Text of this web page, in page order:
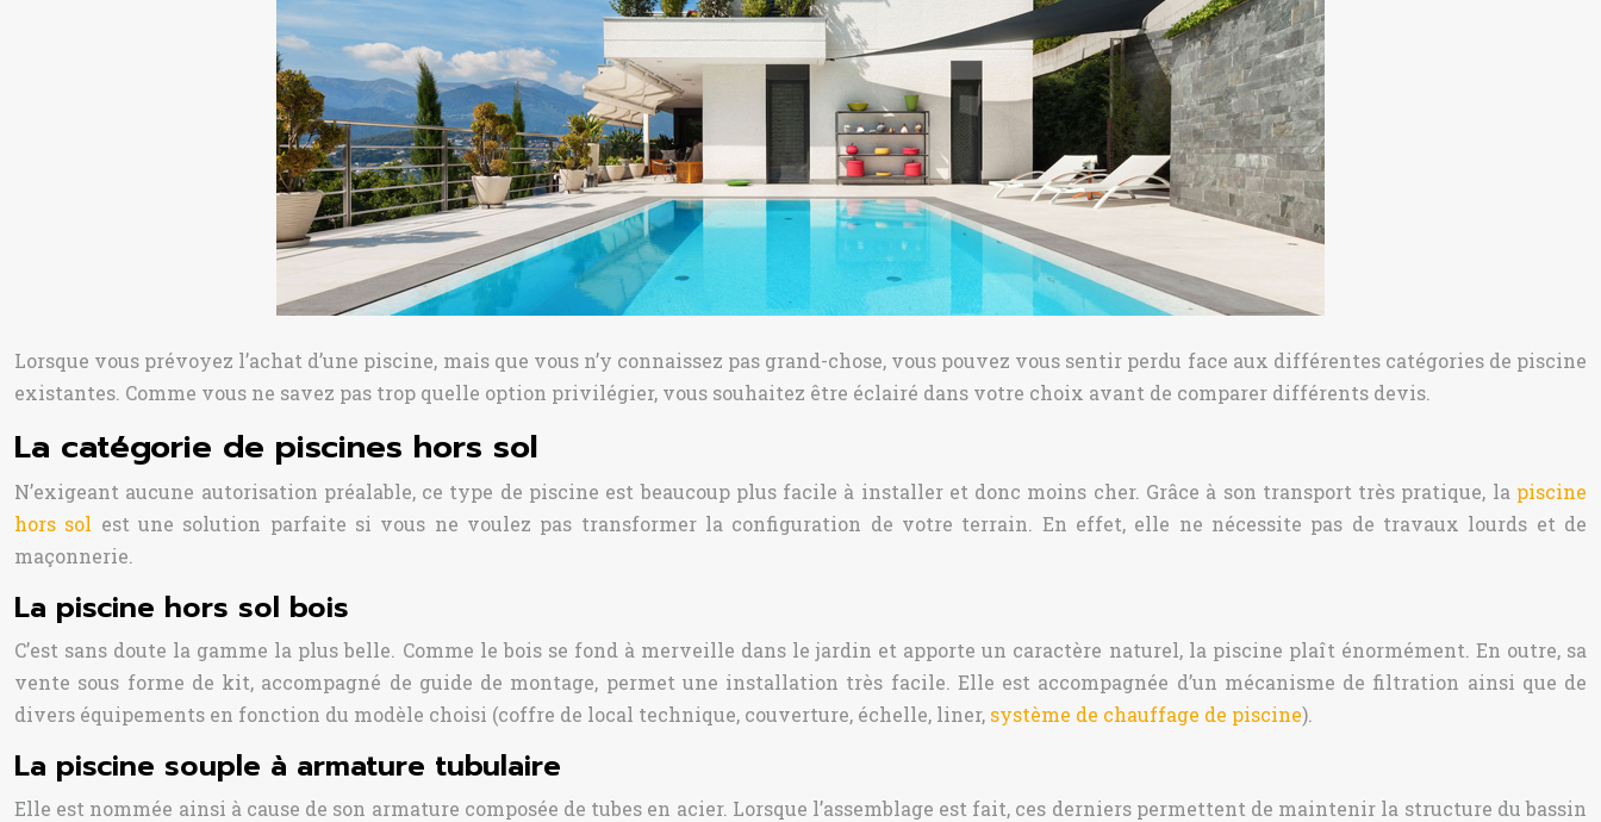
Lorsque vous prévoyez l’achat d’une piscine, mais que vous n’y connaissez pas grand-chose, vous pouvez vous sentir perdu face aux différentes catégories de piscine
existantes. Comme vous ne savez pas trop quelle option privilégier, vous souhaitez être éclairé dans votre choix avant de comparer différents devis.
La catégorie de piscines hors sol
N’exigeant aucune autorisation préalable, ce type de piscine est beaucoup plus facile à installer et donc moins cher. Grâce à son transport très pratique, la piscine
hors sol est une solution parfaite si vous ne voulez pas transformer la configuration de votre terrain. En effet, elle ne nécessite pas de travaux lourds et de
maçonnerie.
La piscine hors sol bois
C’est sans doute la gamme la plus belle. Comme le bois se fond à merveille dans le jardin et apporte un caractère naturel, la piscine plaît énormément. En outre, sa
vente sous forme de kit, accompagné de guide de montage, permet une installation très facile. Elle est accompagnée d’un mécanisme de filtration ainsi que de
divers équipements en fonction du modèle choisi (coffre de local technique, couverture, échelle, liner, système de chauffage de piscine).
La piscine souple à armature tubulaire
Elle est nommée ainsi à cause de son armature composée de tubes en acier. Lorsque l’assemblage est fait, ces derniers permettent de maintenir la structure du bassin